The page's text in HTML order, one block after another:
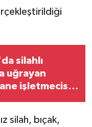
silahlı
uğrayan
işletmecisi
silah, bıçak,